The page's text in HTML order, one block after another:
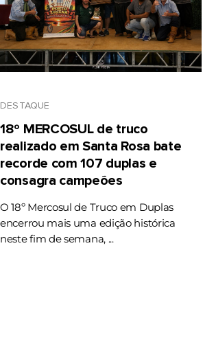
DESTAQUE
18º MERCOSUL de truco
realizado em Santa Rosa bate
recorde com 107 duplas e
consagra campeões
O 18º Mercosul de Truco em Duplas
encerrou mais uma edição histórica
neste fim de semana, ...